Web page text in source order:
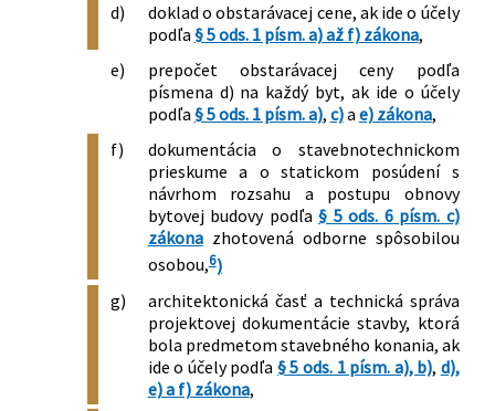
d)
doklad o obstarávacej cene, ak ide o účely
podľa § 5 ods. 1 písm. a) až f) zákona,
e)
prepočet obstarávacej ceny podľa
písmena d) na každý byt, ak ide o účely
podľa § 5 ods. 1 písm. a), c)a e) zákona,
f)
dokumentácia o stavebnotechnickom
prieskume a o statickom posúdení s
návrhom rozsahu a postupu obnovy
bytovej budovy podľa§ 5 ods. 6 písm. c)
zákonazhotovená odborne spôsobilou
osobou,6)
g)
architektonická časť a technická správa
projektovej dokumentácie stavby, ktorá
bola predmetom stavebného konania, ak
ide o účely podľa § 5 ods. 1 písm. a), b), d),
e) a f) zákona,